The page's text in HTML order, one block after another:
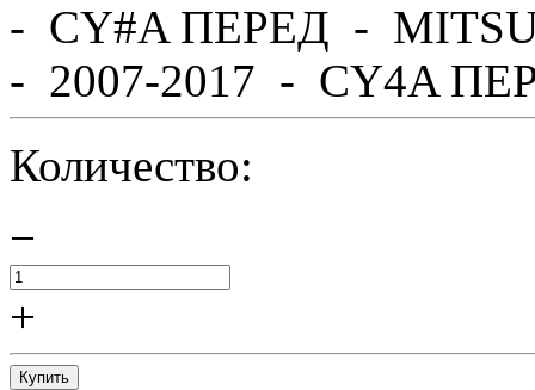
- CY#A ПЕРЕД -
- 2007-2017 - CY4A
Количество:
−
+
Купить